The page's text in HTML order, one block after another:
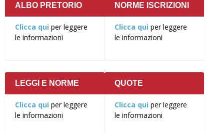
ALBO PRETORIO
Clicca qui per leggere
le informazioni
NORME ISCRIZIONI
Clicca qui per leggere
le informazioni
LEGGI E NORME
Clicca qui per leggere
le informazioni
QUOTE
Clicca qui per leggere
le informazioni